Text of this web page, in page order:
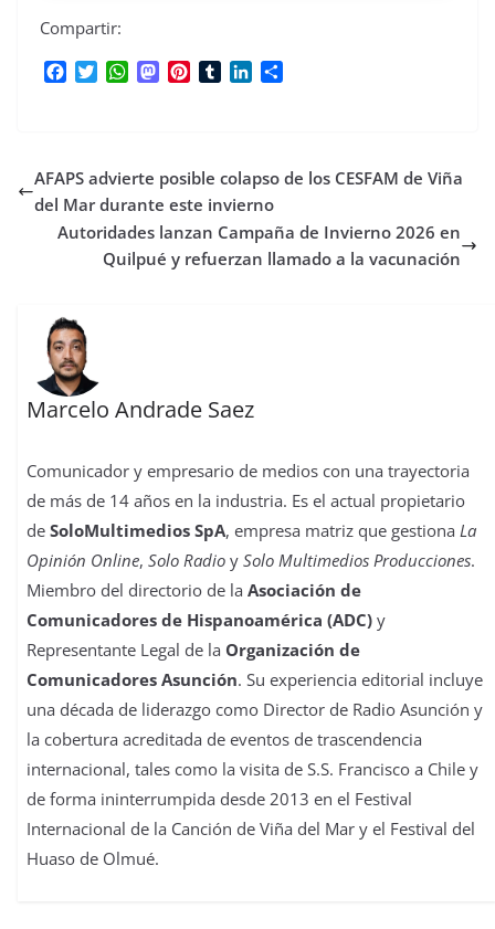
Compartir:
o
o
k
e
r
W
A
p
p
M
d
o
n
r
e
s
r
d
I
n
r
i
AFAPS advierte posible colapso de los CESFAM de Viña
del Mar durante este invierno
Autoridades lanzan Campaña de Invierno 2026 en
Quilpué y refuerzan llamado a la vacunación
Marcelo Andrade Saez
Comunicador y empresario de medios con una trayectoria
de más de 14 años en la industria. Es el actual propietario
deSoloMultimedios SpA, empresa matriz que gestionaLa
Opinión Online,Solo Radio ySolo Multimedios Producciones.
Miembro del directorio de laAsociación de
Comunicadores de Hispanoamérica (ADC) y
Representante Legal de la Organización de
Comunicadores Asunción. Su experiencia editorial incluye
una década de liderazgo como Director de Radio Asunción y
la cobertura acreditada de eventos de trascendencia
internacional, tales como la visita de S.S. Francisco a Chile y
de forma ininterrumpida desde 2013 en el Festival
Internacional de la Canción de Viña del Mar y el Festival del
Huaso de Olmué.